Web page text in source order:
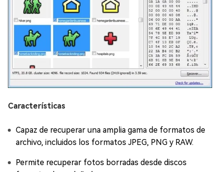
Características
Capaz de recuperar una amplia gama de formatos de
archivo, incluidos los formatos JPEG, PNG y RAW.
Permite recuperar fotos borradas desde discos